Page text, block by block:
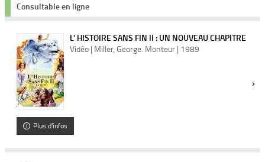
Consultable en ligne
L' HISTOIRE SANS FIN II : UN NOUVEAU CHAPITRE
Vidéo | Miller, George. Monteur | 1989
Plus d'infos